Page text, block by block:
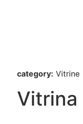
category: Vitrine
Vitrina